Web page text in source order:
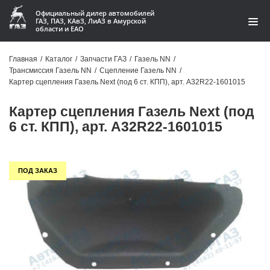
Официальный дилер автомобилей
ГАЗ, ПАЗ, КАвЗ, ЛиАЗ в Амурской
области и ЕАО
Акции
О компании
Контакты
Доставка
Гарантии
Статьи
Автомобили
Главная / Каталог / Запчасти ГАЗ / Газель NN /
Трансмиссия Газель NN / Сцепление Газель NN /
Картер сцепления Газель Next (под 6 ст. КПП), арт. A32R22-1601015
Картер сцепления Газель Next (под
6 ст. КПП), арт. A32R22-1601015
ПОД ЗАКАЗ